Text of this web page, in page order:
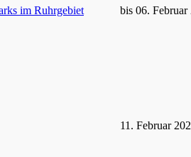
im Ruhrgebiet bis 06. Februar
11. Februar